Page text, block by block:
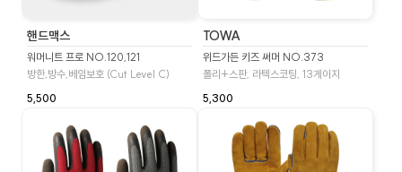
핸드맥스
워머니트 프로 NO.120,121
방한,방수,베임보호 (Cut Level C)
5,500
TOWA
위드가든 키즈 써머 NO.373
폴리+스판, 라텍스코팅, 13게이지
5,300